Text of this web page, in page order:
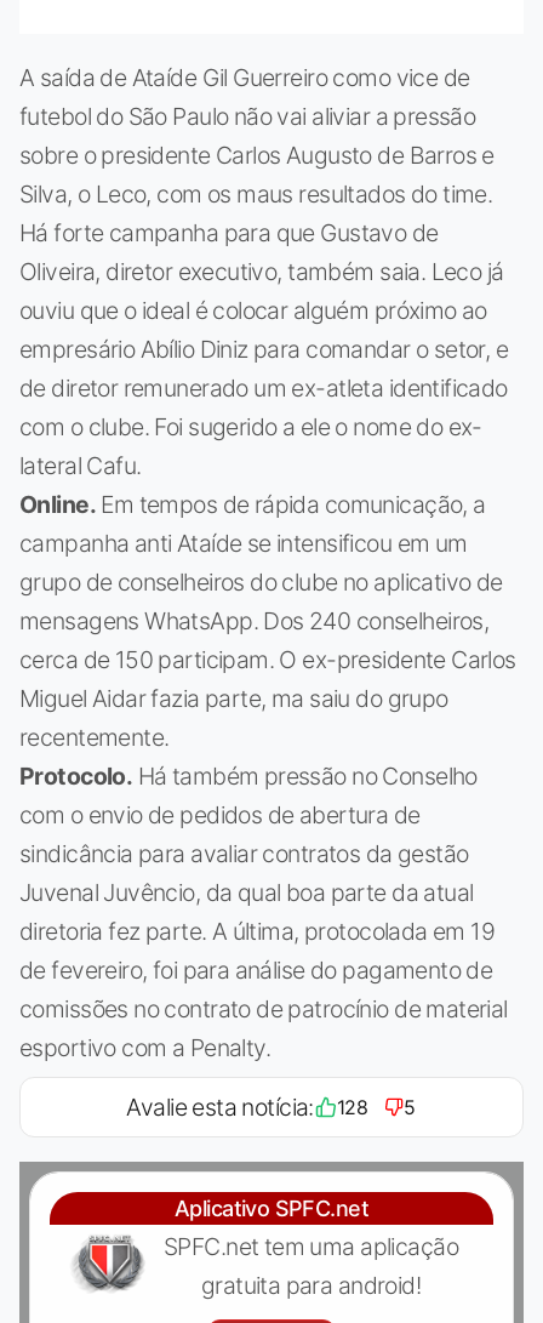
A saída de Ataíde Gil Guerreiro como vice de
futebol do São Paulo não vai aliviar a pressão
sobre o presidente Carlos Augusto de Barros e
Silva, o Leco, com os maus resultados do time.
Há forte campanha para que Gustavo de
Oliveira, diretor executivo, também saia. Leco já
ouviu que o ideal é colocar alguém próximo ao
empresário Abílio Diniz para comandar o setor, e
de diretor remunerado um ex-atleta identificado
com o clube. Foi sugerido a ele o nome do ex-
lateral Cafu.
Online.Em tempos de rápida comunicação, a
campanha anti Ataíde se intensificou em um
grupo de conselheiros do clube no aplicativo de
mensagens WhatsApp. Dos 240 conselheiros,
cerca de 150 participam. O ex-presidente Carlos
Miguel Aidar fazia parte, ma saiu do grupo
recentemente.
Protocolo. Há também pressão no Conselho
com o envio de pedidos de abertura de
sindicância para avaliar contratos da gestão
Juvenal Juvêncio, da qual boa parte da atual
diretoria fez parte. A última, protocolada em 19
de fevereiro, foi para análise do pagamento de
comissões no contrato de patrocínio de material
esportivo com a Penalty.
Avalie esta notícia: 128 5
Aplicativo SPFC.net
SPFC.net tem uma aplicação
gratuita para android!